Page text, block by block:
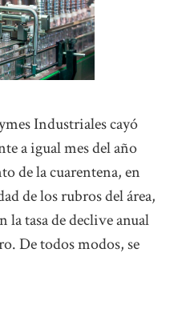
Industriales cayó
a igual mes del año
de la cuarentena, en
de los rubros del área,
tasa de declive anual
De todos modos, se